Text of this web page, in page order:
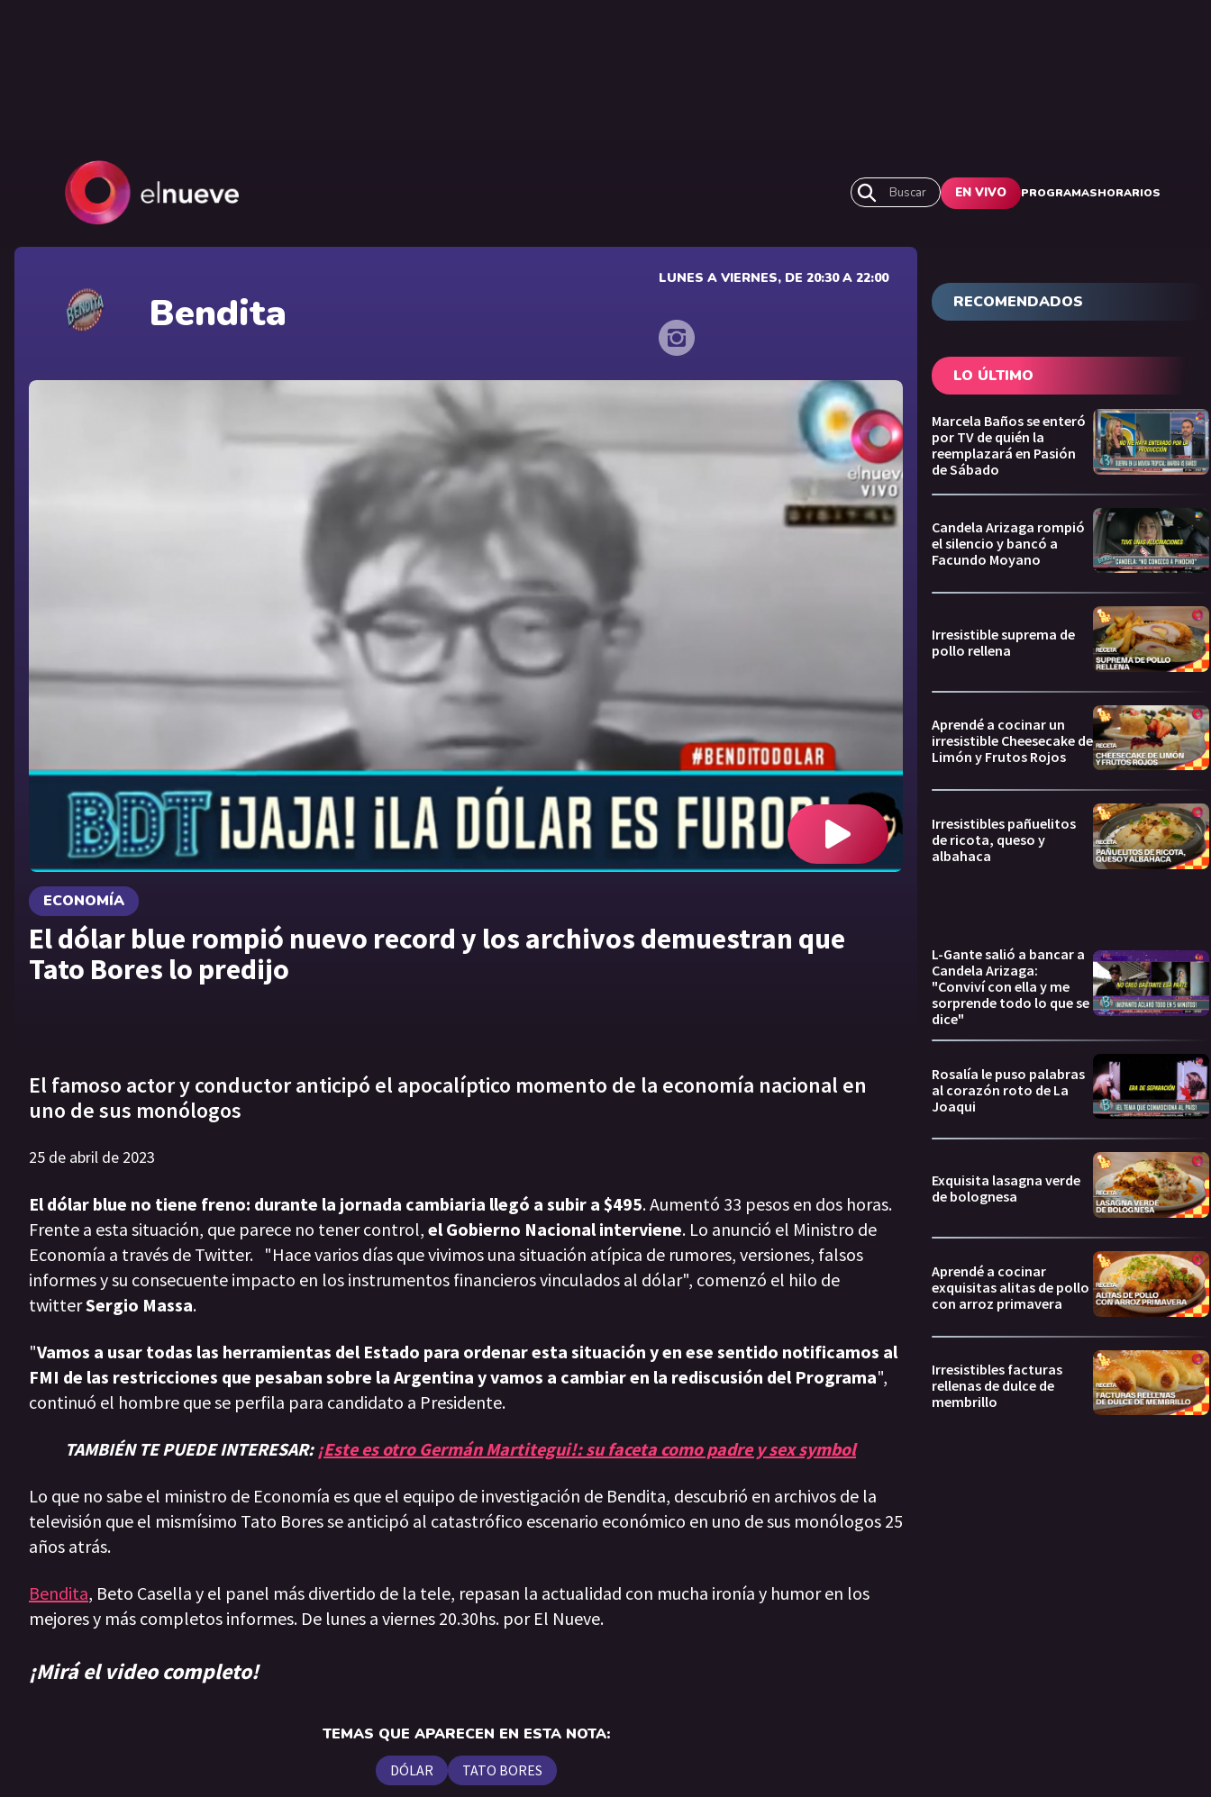
Buscar EN VIVO PROGRAMASHORARIOS
Bendita
LUNES A VIERNES, DE 20:30 A 22:00
ECONOMÍA
El dólar blue rompió nuevo record y los archivos demuestran que
Tato Bores lo predijo
El famoso actor y conductor anticipó el apocalíptico momento de la economía nacional en
uno de sus monólogos
25 de abril de 2023
El dólar blue no tiene freno: durante la jornada cambiaria llegó a subir a $495. Aumentó 33 pesos en dos horas.
Frente a esta situación, que parece no tener control, el Gobierno Nacional interviene. Lo anunció el Ministro de
Economía a través de Twitter. "Hace varios días que vivimos una situación atípica de rumores, versiones, falsos
informes y su consecuente impacto en los instrumentos financieros vinculados al dólar", comenzó el hilo de
twitterSergio Massa.
"Vamos a usar todas las herramientas del Estado para ordenar esta situación y en ese sentido notificamos al
FMI de las restricciones que pesaban sobre la Argentina y vamos a cambiar en la rediscusión del Programa",
continuó el hombre que se perfila para candidato a Presidente.
TAMBIÉN TE PUEDE INTERESAR: ¡Este es otro Germán Martitegui!: su faceta como padre y sex symbol
Lo que no sabe el ministro de Economía es que el equipo de investigación de Bendita, descubrió en archivos de la
televisión que el mismísimo Tato Bores se anticipó al catastrófico escenario económico en uno de sus monólogos 25
años atrás.
Bendita, Beto Casella y el panel más divertido de la tele, repasan la actualidad con mucha ironía y humor en los
mejores y más completos informes. De lunes a viernes 20.30hs. por El Nueve.
¡Mirá el video completo!
TEMAS QUE APARECEN EN ESTA NOTA:
DÓLAR TATO BORES
RECOMENDADOS
LO ÚLTIMO
Marcela Baños se enteró
por TV de quién la
reemplazará en Pasión
de Sábado
Candela Arizaga rompió
el silencio y bancó a
Facundo Moyano
Irresistible suprema de
pollo rellena
Aprendé a cocinar un
irresistible Cheesecake de
Limón y Frutos Rojos
Irresistibles pañuelitos
de ricota, queso y
albahaca
L-Gante salió a bancar a
Candela Arizaga:
"Conviví con ella y me
sorprende todo lo que se
dice"
Rosalía le puso palabras
al corazón roto de La
Joaqui
Exquisita lasagna verde
de bolognesa
Aprendé a cocinar
exquisitas alitas de pollo
con arroz primavera
Irresistibles facturas
rellenas de dulce de
membrillo